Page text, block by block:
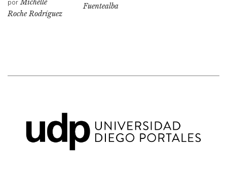
porMichelle
Roche Rodríguez
Fuentealba